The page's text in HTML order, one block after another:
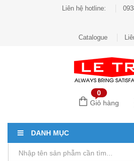
Liên hệ hotline:
Catalogue
0
Giỏ hàng
DANH MỤC